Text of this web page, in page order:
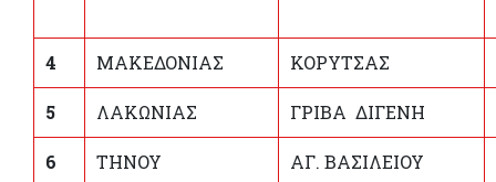
4 ΜΑΚΕΔΟΝΙΑΣ ΚΟΡΥΤΣΑΣ
5 ΛΑΚΩΝΙΑΣ ΓΡΙΒΑ ΔΙΓΕΝΗ
6 ΤΗΝΟΥ ΑΓ. ΒΑΣΙΛΕΙΟΥ